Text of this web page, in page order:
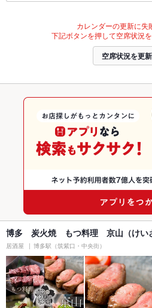
カレンダーの更新に失
下記ボタンを押して空席状況を
空席状況を更
博多 炭火焼 もつ料理 京山（けい
居酒屋 博多駅（筑紫口・中央街）